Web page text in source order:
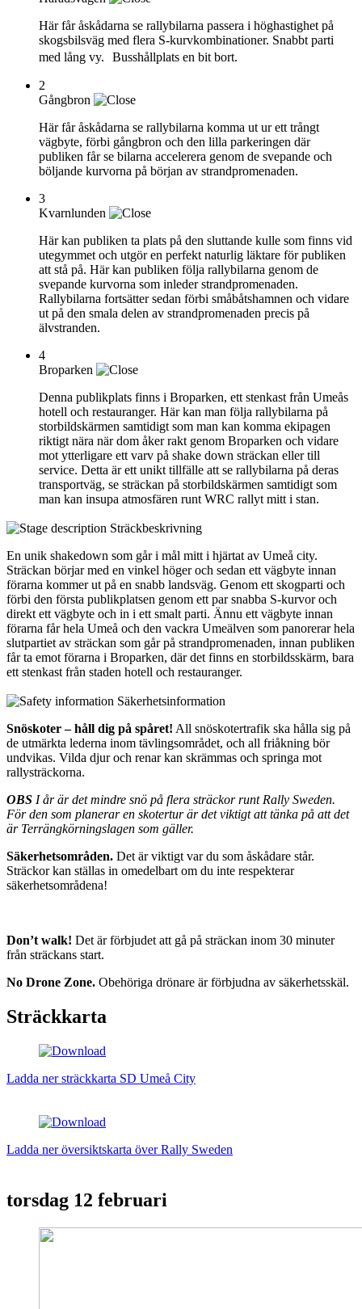
Här får åskådarna se rallybilarna passera i höghastighet på
skogsbilsväg med flera S-kurvkombinationer. Snabbt parti
med lång vy. Busshållplats en bit bort.
2
Gångbron
Här får åskådarna se rallybilarna komma ut ur ett trångt
vägbyte, förbi gångbron och den lilla parkeringen där
publiken får se bilarna accelerera genom de svepande och
böljande kurvorna på början av strandpromenaden.
3
Kvarnlunden
Här kan publiken ta plats på den sluttande kulle som finns vid
utegymmet och utgör en perfekt naturlig läktare för publiken
att stå på. Här kan publiken följa rallybilarna genom de
svepande kurvorna som inleder strandpromenaden.
Rallybilarna fortsätter sedan förbi småbåtshamnen och vidare
ut på den smala delen av strandpromenaden precis på
älvstranden.
4
Broparken
Denna publikplats finns i Broparken, ett stenkast från Umeås
hotell och restauranger. Här kan man följa rallybilarna på
storbildskärmen samtidigt som man kan komma ekipagen
riktigt nära när dom åker rakt genom Broparken och vidare
mot ytterligare ett varv på shake down sträckan eller till
service. Detta är ett unikt tillfälle att se rallybilarna på deras
transportväg, se sträckan på storbildskärmen samtidigt som
man kan insupa atmosfären runt WRC rallyt mitt i stan.
Sträckbeskrivning
En unik shakedown som går i mål mitt i hjärtat av Umeå city.
Sträckan börjar med en vinkel höger och sedan ett vägbyte innan
förarna kommer ut på en snabb landsväg. Genom ett skogparti och
förbi den första publikplatsen genom ett par snabba S-kurvor och
direkt ett vägbyte och in i ett smalt parti. Ännu ett vägbyte innan
förarna får hela Umeå och den vackra Umeälven som panorerar hela
slutpartiet av sträckan som går på strandpromenaden, innan publiken
får ta emot förarna i Broparken, där det finns en storbildsskärm, bara
ett stenkast från staden hotell och restauranger.
Säkerhetsinformation
Snöskoter – håll dig på spåret! All snöskotertrafik ska hålla sig på
de utmärkta lederna inom tävlingsområdet, och all friåkning bör
undvikas. Vilda djur och renar kan skrämmas och springa mot
rallysträckorna.
OBS I år är det mindre snö på flera sträckor runt Rally Sweden.
För den som planerar en skotertur är det viktigt att tänka på att det
är Terrängkörningslagen som gäller.
Säkerhetsområden. Det är viktigt var du som åskådare står.
Sträckor kan ställas in omedelbart om du inte respekterar
säkerhetsområdena!
Don’t walk! Det är förbjudet att gå på sträckan inom 30 minuter
från sträckans start.
No Drone Zone. Obehöriga drönare är förbjudna av säkerhetsskäl.
Sträckkarta
Ladda ner sträckkarta SD Umeå City
Ladda ner översiktskarta över Rally Sweden
torsdag 12 februari